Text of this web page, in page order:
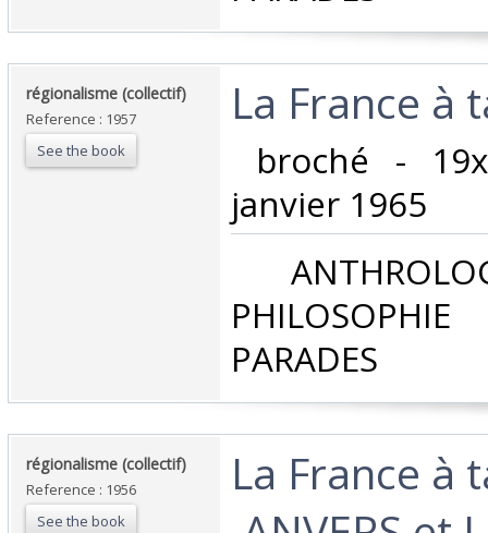
‎régionalisme (collectif)‎
Reference : 1957
See the book
‎La France à
broché -
janvier 1965‎
PHILOSOPHIE
PARADES‎
‎régionalisme (collectif)‎
Reference : 1956
See the book
‎La France à